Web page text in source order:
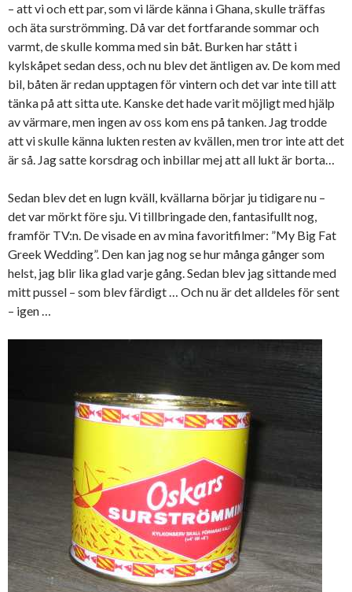
– att vi och ett par, som vi lärde känna i Ghana, skulle träffas
och äta surströmming. Då var det fortfarande sommar och
varmt, de skulle komma med sin båt. Burken har stått i
kylskåpet sedan dess, och nu blev det äntligen av. De kom med
bil, båten är redan upptagen för vintern och det var inte till att
tänka på att sitta ute. Kanske det hade varit möjligt med hjälp
av värmare, men ingen av oss kom ens på tanken. Jag trodde
att vi skulle känna lukten resten av kvällen, men tror inte att det
är så. Jag satte korsdrag och inbillar mej att all lukt är borta…
Sedan blev det en lugn kväll, kvällarna börjar ju tidigare nu –
det var mörkt före sju. Vi tillbringade den, fantasifullt nog,
framför TV:n. De visade en av mina favoritfilmer: ”My Big Fat
Greek Wedding”. Den kan jag nog se hur många gånger som
helst, jag blir lika glad varje gång. Sedan blev jag sittande med
mitt pussel – som blev färdigt … Och nu är det alldeles för sent
– igen …